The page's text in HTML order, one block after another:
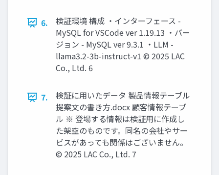
6.
検証環境 構成 ・インターフェース -
MySQL for VSCode ver 1.19.13 ・バー
ジョン - MySQL ver 9.3.1 ・LLM -
llama3.2-3b-instruct-v1 © 2025 LAC
Co., Ltd. 6
7.
検証に用いたデータ 製品情報テーブル
提案文の書き方.docx 顧客情報テーブ
ル ※ 登場する情報は検証用に作成し
た架空のものです。同名の会社やサー
ビスがあっても関係はございません。
© 2025 LAC Co., Ltd. 7